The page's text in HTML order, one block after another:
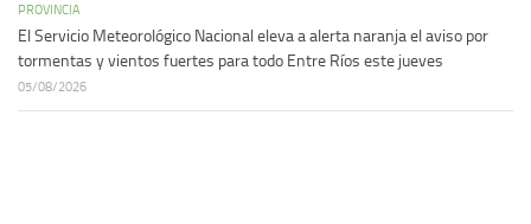
PROVINCIA
El Servicio Meteorológico Nacional eleva a alerta naranja el aviso por
tormentas y vientos fuertes para todo Entre Ríos este jueves
05/08/2026